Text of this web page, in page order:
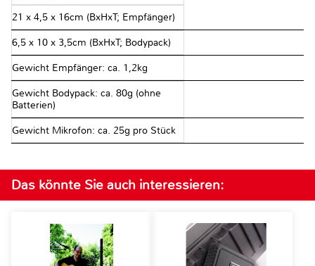
21 x 4,5 x 16cm (BxHxT; Empfänger)
6,5 x 10 x 3,5cm (BxHxT; Bodypack)
Gewicht Empfänger: ca. 1,2kg
Gewicht Bodypack: ca. 80g (ohne
Batterien)
Gewicht Mikrofon: ca. 25g pro Stück
Das könnte Sie auch interessieren: